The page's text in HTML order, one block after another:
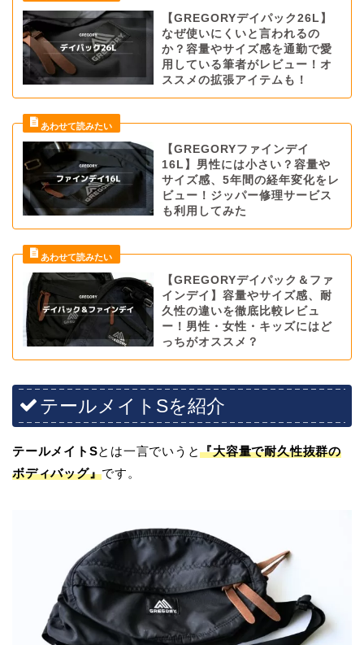
【GREGORYデイパック26L】
なぜ使いにくいと言われるの
か？容量やサイズ感を通勤で愛
用している筆者がレビュー！オ
ススメの拡張アイテムも！
【GREGORYファインデイ
16L】男性には小さい？容量や
サイズ感、5年間の経年変化をレ
ビュー！ジッパー修理サービス
も利用してみた
【GREGORYデイパック＆ファ
インデイ】容量やサイズ感、耐
久性の違いを徹底比較レビュ
ー！男性・女性・キッズにはど
っちがオススメ？
テールメイトSを紹介
テールメイトSとは一言でいうと『大容量で耐久性抜群の
ボディバッグ』です。